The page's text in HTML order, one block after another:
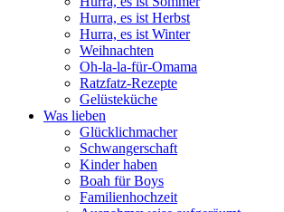
Hurra, es ist Herbst
Hurra, es ist Winter
Weihnachten
Oh-la-la-für-Omama
Ratzfatz-Rezepte
Gelüsteküche
Was lieben
Glücklichmacher
Schwangerschaft
Kinder haben
Boah für Boys
Familienhochzeit